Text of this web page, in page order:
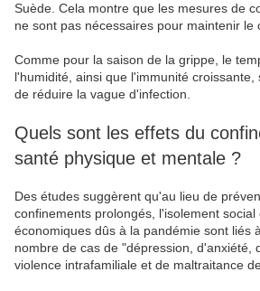
Suède. Cela montre que les mesures de
ne sont pas nécessaires pour maintenir le
Comme pour la saison de la grippe, le
l'humidité, ainsi que l'immunité croissante,
de réduire la vague d'infection.
Quels sont les effets du
santé physique et mentale ?
Des études suggèrent qu'au lieu de
confinements prolongés, l'isolement social
économiques dûs à la pandémie sont liés
nombre de cas de "dépression, d'anxiété,
violence intrafamiliale et de maltraitance